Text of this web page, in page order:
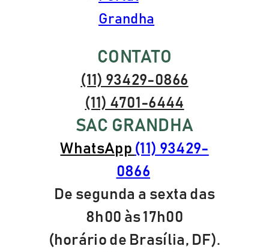
Grandha
CONTATO
(11) 93429-0866
(11) 4701-6444
SAC GRANDHA
WhatsApp (11) 93429-
0866
De segunda a sexta das
8h00 às 17h00
(horário de Brasília, DF).